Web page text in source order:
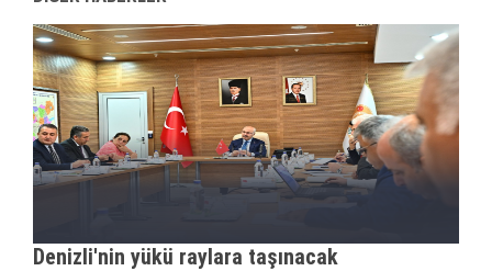
Denizli'nin yükü raylara taşınacak